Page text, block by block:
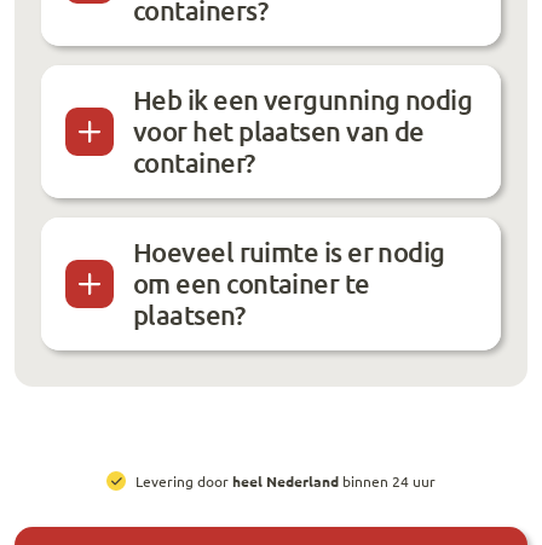
containers?
Heb ik een vergunning nodig
voor het plaatsen van de
container?
Hoeveel ruimte is er nodig
om een container te
plaatsen?
All-in prijzen, inclusief brengen, ophalen en huur